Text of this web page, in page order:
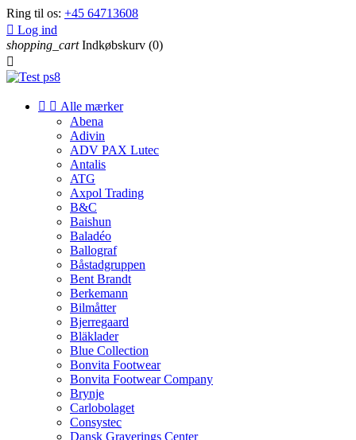
Ring til os: +45 64713608
 Log ind
shopping_cart Indkøbskurv (0)

  Alle mærker
Abena
Adivin
ADV PAX Lutec
Antalis
ATG
Axpol Trading
B&C
Baishun
Baladéo
Ballograf
Båstadgruppen
Bent Brandt
Berkemann
Bilmåtter
Bjerregaard
Bläklader
Blue Collection
Bonvita Footwear
Bonvita Footwear Company
Brynje
Carlobolaget
Consystec
Dansk Graverings Center